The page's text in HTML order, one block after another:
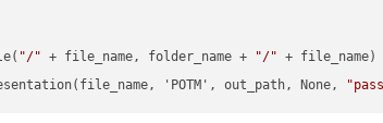
"/" + file_name, folder_name + "/" + file_name)
'POTM', out_path, None,